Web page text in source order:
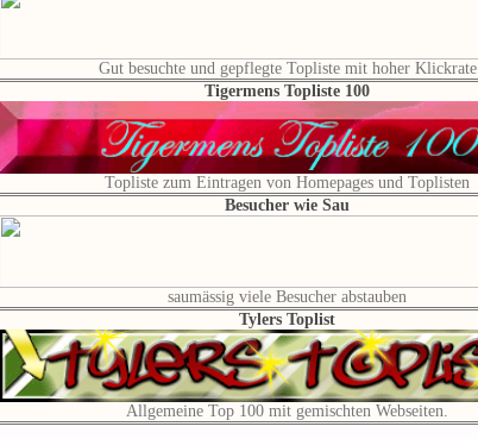
Gut besuchte und gepflegte Topliste mit hoher Klickrate
Tigermens Topliste 100
Topliste zum Eintragen von Homepages und Toplisten
Besucher wie Sau
saumässig viele Besucher abstauben
Tylers Toplist
Allgemeine Top 100 mit gemischten Webseiten.